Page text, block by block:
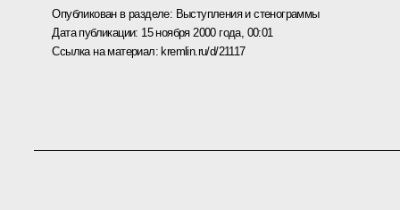
Опубликован в разделе: Выступления и стенограммы
Дата публикации: 15 ноября 2000 года, 00:01
Ссылка на материал:kremlin.ru/d/21117